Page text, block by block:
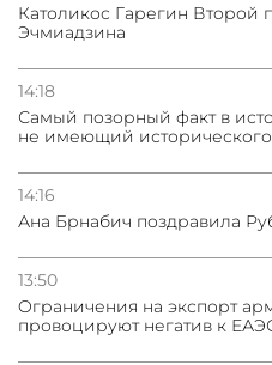
Католикос Гарегин Второй
Эчмиадзина
14:18
Самый позорный факт в
не имеющий
14:16
Ана Брнабич поздравила
13:50
Oграничения на экспорт
провоцируют негатив к